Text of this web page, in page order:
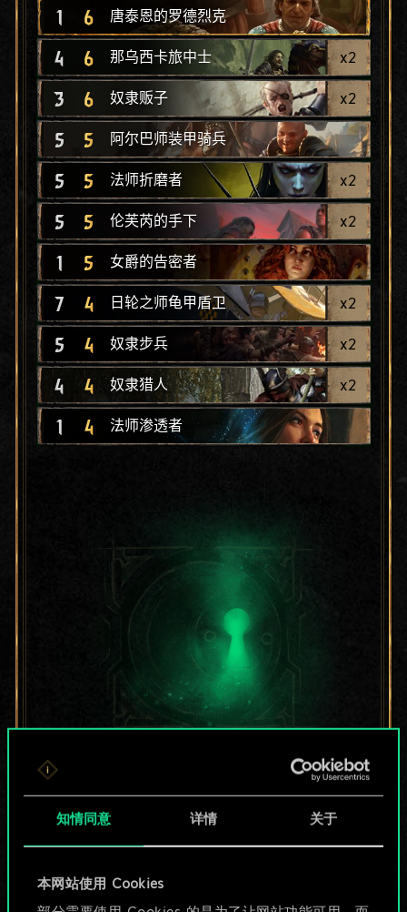
知情同意 详情 关于
本网站使用 Cookies
1 6 唐泰恩的罗德烈克
4 6 那乌西卡旅中士 x2
3 6 奴隶贩子 x2
5 5 阿尔巴师装甲骑兵
5 5 法师折磨者 x2
5 5 伦芙芮的手下 x2
1 5 女爵的告密者
7 4 日轮之师龟甲盾卫 x2
5 4 奴隶步兵 x2
4 4 奴隶猎人 x2
1 4 法师渗透者
目前只是分享了一套
牌，但能做的不止这